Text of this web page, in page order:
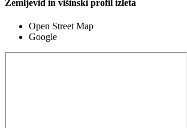
Zemljevid in višinski profil izleta
Open Street Map
Google